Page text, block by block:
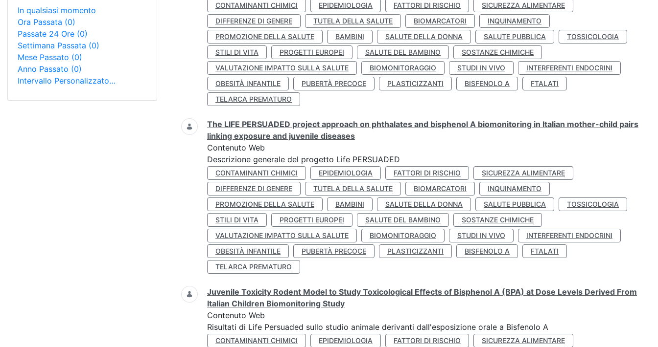
In qualsiasi momento
Ora Passata (0)
Passate 24 Ore (0)
Settimana Passata (0)
Mese Passato (0)
Anno Passato (0)
Intervallo Personalizzato…
CONTAMINANTI CHIMICI EPIDEMIOLOGIA FATTORI DI RISCHIO
SICUREZZA ALIMENTARE
DIFFERENZE DI GENERE
TUTELA DELLA SALUTE BIOMARCATORI
INQUINAMENTO
PROMOZIONE DELLA SALUTE
BAMBINI SALUTE DELLA DONNA SALUTE PUBBLICA
TOSSICOLOGIA
STILI DI VITA
PROGETTI EUROPEI SALUTE DEL BAMBINO
SOSTANZE CHIMICHE
VALUTAZIONE IMPATTO SULLA SALUTE
BIOMONITORAGGIO STUDI IN VIVO
INTERFERENTI ENDOCRINI
OBESITÀ INFANTILE
PUBERTÀ PRECOCE PLASTICIZZANTI BISFENOLO A
FTALATI
TELARCA PREMATURO
The LIFE PERSUADED project approach on phthalates and bisphenol A biomonitoring in Italian mother-child pairs
linking exposure and juvenile diseases
Contenuto Web
Descrizione generale del progetto Life PERSUADED
CONTAMINANTI CHIMICI EPIDEMIOLOGIA FATTORI DI RISCHIO
SICUREZZA ALIMENTARE
DIFFERENZE DI GENERE
TUTELA DELLA SALUTE BIOMARCATORI
INQUINAMENTO
PROMOZIONE DELLA SALUTE
BAMBINI SALUTE DELLA DONNA SALUTE PUBBLICA
TOSSICOLOGIA
STILI DI VITA
PROGETTI EUROPEI SALUTE DEL BAMBINO
SOSTANZE CHIMICHE
VALUTAZIONE IMPATTO SULLA SALUTE
BIOMONITORAGGIO STUDI IN VIVO
INTERFERENTI ENDOCRINI
OBESITÀ INFANTILE
PUBERTÀ PRECOCE PLASTICIZZANTI BISFENOLO A
FTALATI
TELARCA PREMATURO
Juvenile Toxicity Rodent Model to Study Toxicological Effects of Bisphenol A (BPA) at Dose Levels Derived From
Italian Children Biomonitoring Study
Contenuto Web
Risultati di Life Persuaded sullo studio animale derivanti dall'esposizione orale a Bisfenolo A
CONTAMINANTI CHIMICI EPIDEMIOLOGIA FATTORI DI RISCHIO
SICUREZZA ALIMENTARE